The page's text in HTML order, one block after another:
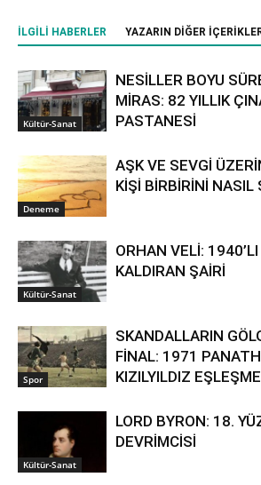
İLGILI HABERLER YAZARIN DIĞER
Kültür-Sanat
NESİLLER BOYU
MİRAS: 82 YILLIK
PASTANESİ
Deneme
AŞK VE SEVGİ
KİŞİ BİRBİRİNİ NASIL
Kültür-Sanat
ORHAN VELİ:
KALDIRAN ŞAİRİ
Spor
SKANDALLARIN
FİNAL: 1971
KIZILYILDIZ
Kültür-Sanat
LORD BYRON: 18.
DEVRİMCİSİ